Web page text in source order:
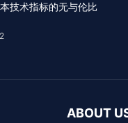
技术指标的无与伦比
ABOUT